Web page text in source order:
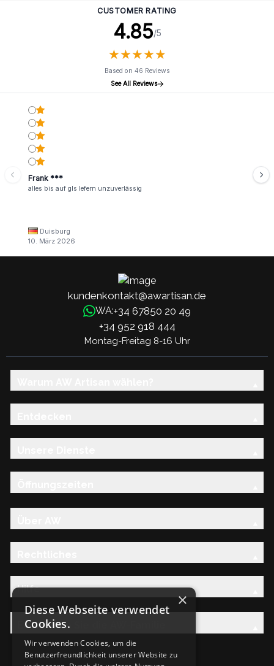
CUSTOMER RATING
4.85/5
★★★★★
★★★★★
Based on 46 Reviews
See All Reviews
Frank ***
alles bis auf gls lefern unzuverlässig
Duisburg
10. März 2026
kundenkontakt@awartisan.de
WA:+34 67850 20 49
+34 952 918 444
Montag-Freitag 8-16 Uhr
Hilfe
Entdecken Sie die AW-Familie
×
Diese Webseite verwendet
Cookies.
Wir verwenden Cookies, um die
Benutzerfreundlichkeit unserer Website zu